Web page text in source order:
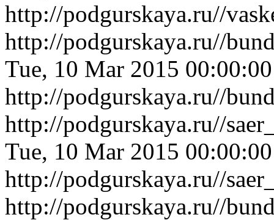
http://podgurskaya.ru//
http://podgurskaya.ru//
Tue, 10 Mar 2015
http://podgurskaya.ru//
http://podgurskaya.ru//
Tue, 10 Mar 2015
http://podgurskaya.ru//
http://podgurskaya.ru//